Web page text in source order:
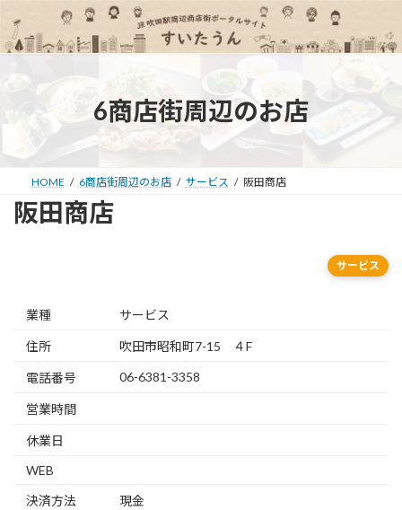
テ
ッ
ゲ
移
6商店街周辺のお店
HOME 6商店街周辺のお店 サービス 阪田商店
阪田商店
サービス
業種 サービス
住所 吹田市昭和町7-15 ４F
電話番号 06-6381-3358
営業時間
休業日
WEB
決済方法
現金